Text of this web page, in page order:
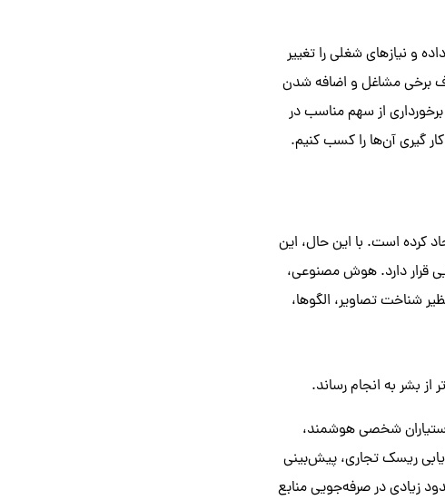
و نیازهای شغلی را تغییر
برخی مشاغل و اضافه شدن
از سهم مناسب در
کار گیری آن‌ها را کسب کنیم.
کرده است. با این حال، این
قرار دارد. هوش مصنوعی،
شناخت تصاویر، الگوها،
بشر به انجام رساند.
شخصی هوشمند،
ریسک تجاری، پیش‌بینی
زیادی در صرفه‌جویی منابع